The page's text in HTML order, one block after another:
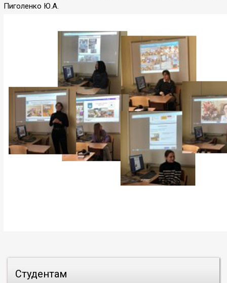
Студентам
Пиголенко Ю.А.